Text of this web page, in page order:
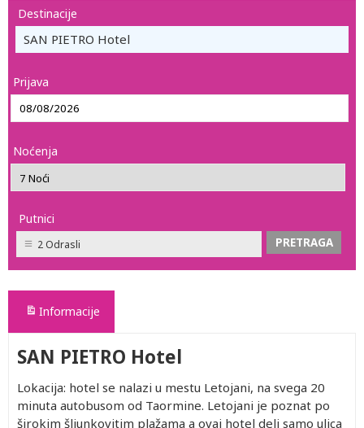
Destinacije
SAN PIETRO Hotel
Prijava
Noćenja
Putnici
2 Odrasli
Informacije
SAN PIETRO Hotel
Lokacija: hotel se nalazi u mestu Letojani, na svega 20
minuta autobusom od Taormine. Letojani je poznat po
širokim šljunkovitim plažama a ovaj hotel deli samo ulica